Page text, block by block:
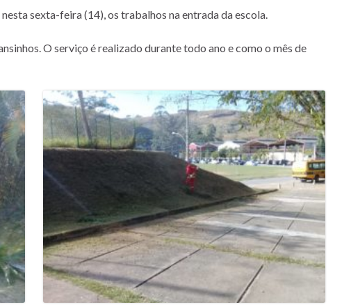
sexta-feira (14), os trabalhos na entrada da escola.
O serviço é realizado durante todo ano e como o mês de